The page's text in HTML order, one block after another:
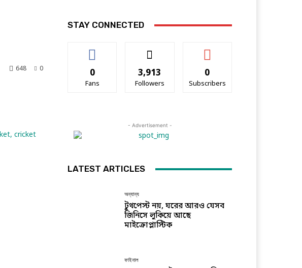
0
648
STAY CONNECTED
0
Fans
3,913
Followers
0
Subscribers
- Advertisement -
LATEST ARTICLES
অন্যান্য
টুথপেস্ট নয়, ঘরের আরও যেসব
জিনিসে লুকিয়ে আছে
মাইক্রোপ্লাস্টিক
ফাইনাল